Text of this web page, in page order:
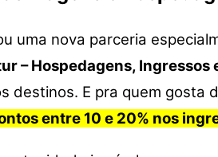
uma nova parceria
– Hospedagens, Ingressos
destinos. E pra quem gosta
entre 10 e 20% nos